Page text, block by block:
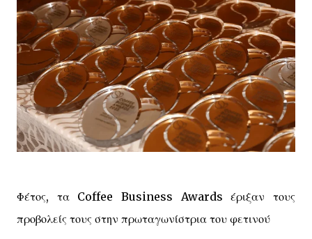
Φέτος, τα Coffee Business Awards έριξαν τους
προβολείς τους στην πρωταγωνίστρια του φετινού